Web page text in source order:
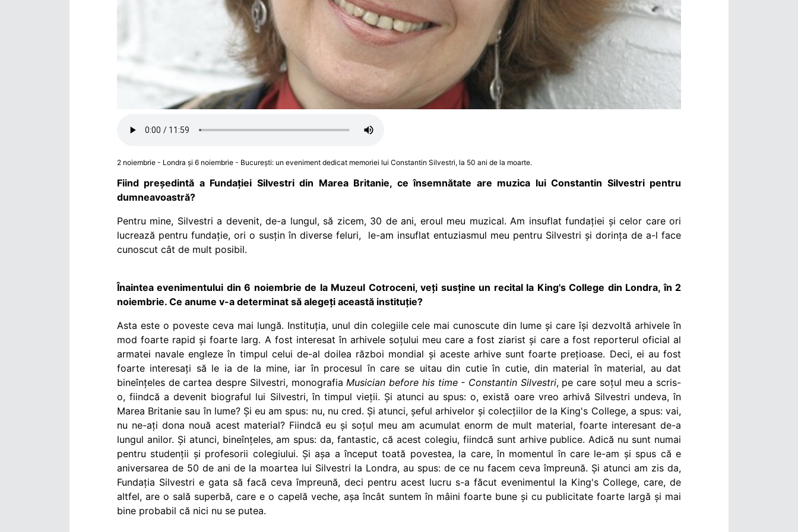
2 noiembrie - Londra și 6 noiembrie - București: un eveniment dedicat memoriei lui Constantin Silvestri, la 50 ani de la moarte.
Fiind președintă a Fundației Silvestri din Marea Britanie, ce însemnătate are muzica lui Constantin Silvestri pentru
dumneavoastră?
Pentru mine, Silvestri a devenit, de-a lungul, să zicem, 30 de ani, eroul meu muzical. Am insuflat fundației și celor care ori
lucrează pentru fundație, ori o susțin în diverse feluri, le-am insuflat entuziasmul meu pentru Silvestri și dorința de a-l face
cunoscut cât de mult posibil.
Înaintea evenimentului din 6 noiembrie de la Muzeul Cotroceni, veți susține un recital la King's College din Londra, în 2
noiembrie. Ce anume v-a determinat să alegeți această instituție?
Asta este o poveste ceva mai lungă. Instituția, unul din colegiile cele mai cunoscute din lume și care își dezvoltă arhivele în
mod foarte rapid și foarte larg. A fost interesat în arhivele soțului meu care a fost ziarist și care a fost reporterul oficial al
armatei navale engleze în timpul celui de-al doilea război mondial și aceste arhive sunt foarte prețioase. Deci, ei au fost
foarte interesați să le ia de la mine, iar în procesul în care se uitau din cutie în cutie, din material în material, au dat
bineînțeles de cartea despre Silvestri, monografia Musician before his time - Constantin Silvestri, pe care soțul meu a scris-
o, fiindcă a devenit biograful lui Silvestri, în timpul vieții. Și atunci au spus: o, există oare vreo arhivă Silvestri undeva, în
Marea Britanie sau în lume? Și eu am spus: nu, nu cred. Și atunci, șeful arhivelor și colecțiilor de la King's College, a spus: vai,
nu ne-ați dona nouă acest material? Fiindcă eu și soțul meu am acumulat enorm de mult material, foarte interesant de-a
lungul anilor. Și atunci, bineînțeles, am spus: da, fantastic, că acest colegiu, fiindcă sunt arhive publice. Adică nu sunt numai
pentru studenții și profesorii colegiului. Și așa a început toată povestea, la care, în momentul în care le-am și spus că e
aniversarea de 50 de ani de la moartea lui Silvestri la Londra, au spus: de ce nu facem ceva împreună. Și atunci am zis da,
Fundația Silvestri e gata să facă ceva împreună, deci pentru acest lucru s-a făcut evenimentul la King's College, care, de
altfel, are o sală superbă, care e o capelă veche, așa încât suntem în mâini foarte bune și cu publicitate foarte largă și mai
bine probabil că nici nu se putea.